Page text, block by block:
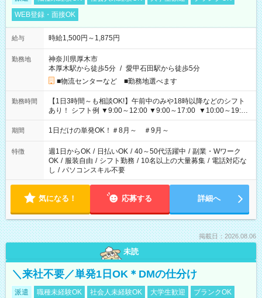
WEB登録・面接OK
給与 時給1,500円～1,875円
勤務地
神奈川県厚木市
本厚木駅から徒歩5分 / 愛甲石田駅から徒歩5分
■物流センターなど ■勤務地選べます
勤務時間
【1日3時間～も相談OK!】午前中のみや18時以降などのシフト
あり！ シフト例 ▼9:00～12:00 ▼9:00～17:00 ▼10:00～19:00
▼18:00～21:00
期間 1日だけの単発OK！＃8月～ ＃9月～
特徴 週1日からOK / 日払いOK / 40～50代活躍中 / 副業・Wワーク
OK / 服装自由 / シフト勤務 / 10名以上の大量募集 / 電話対応な
し / パソコンスキル不要
気になる！ 応募する 詳細へ
掲載日：2026.08.06
未読
＼来社不要／単発1日OK＊DMの仕分け
派遣 職種未経験OK 社会人未経験OK 大学生歓迎
ブランクOK